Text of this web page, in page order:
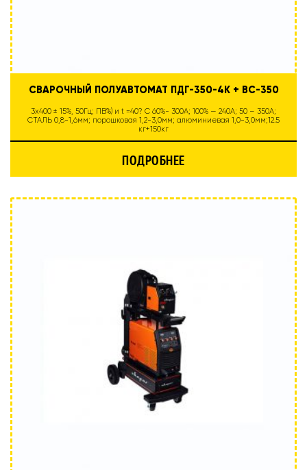
СВАРОЧНЫЙ ПОЛУАВТОМАТ ПДГ-350-4К + ВС-350
3х400 ± 15%, 50Гц; ПВ%) и t =40? С 60%- 300А; 100% — 240А; 50 – 350А;
СТАЛЬ 0,8-1,6мм; порошковая 1,2-3,0мм; алюминиевая 1,0-3,0мм;12.5
кг+150кг
ПОДРОБНЕЕ